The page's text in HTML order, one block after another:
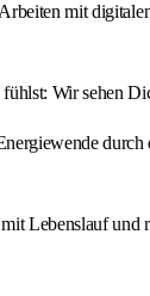
mit
Wir sehen
Lebenslauf und